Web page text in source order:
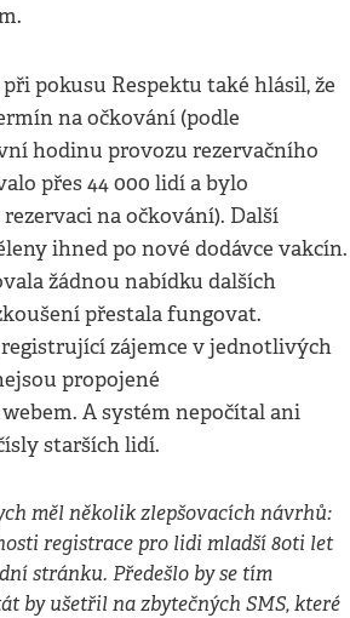
pokusu Respektu také hlásil, že
na očkování (podle
hodinu provozu rezervačního
přes 44 000 lidí a bylo
na očkování). Další
ihned po nové dodávce vakcín.
žádnou nabídku dalších
přestala fungovat.
zájemce v jednotlivých
propojené
A systém nepočítal ani
starších lidí.
měl několik zlepšovacích návrhů:
registrace pro lidi mladší 80ti let
stránku. Předešlo by se tím
by ušetřil na zbytečných SMS, které